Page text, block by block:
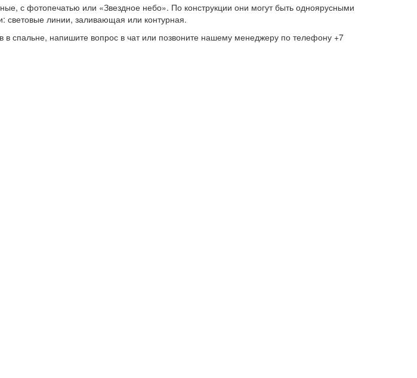
с фотопечатью или «Звездное небо». По конструкции они могут быть одноярусными
линии, заливающая или контурная.
спальне, напишите вопрос в чат или позвоните нашему менеджеру по телефону +7